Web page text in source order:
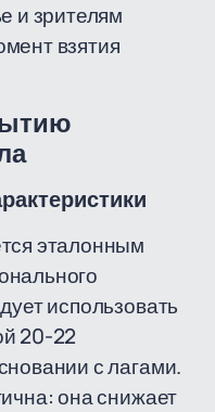
и зрителям
взятия
эталонным
использовать
20-22
с лагами.
она снижает